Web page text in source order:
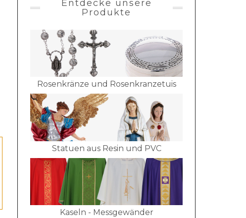
Entdecke unsere
Produkte
Rosenkränze und Rosenkranzetuis
Statuen aus Resin und PVC
Kaseln - Messgewänder